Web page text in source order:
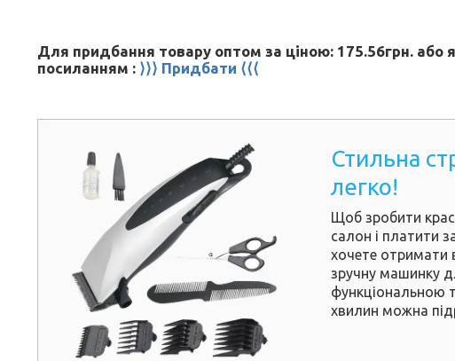
Для придбання товару оптом за ціною: 175.56грн. або
посиланням : ⟩⟩⟩ Придбати ⟨⟨⟨
Стильна
легко!
Щоб зробити
салон і платити
хочете отримати
зручну машинку
функціональною
хвилин можна